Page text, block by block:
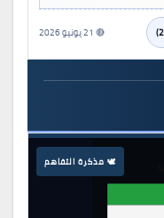
🔴 21 يونيو 2026
🕊 مذكرة التفاهم